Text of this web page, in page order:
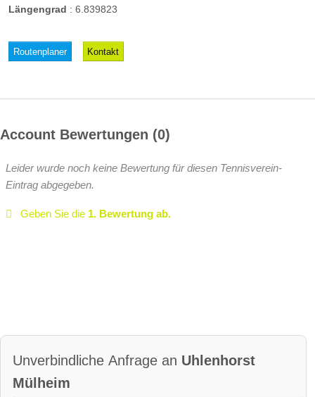
Längengrad : 6.839823
Routenplaner Kontakt
Account Bewertungen 0
Leider wurde noch keine Bewertung für diesen Tennisverein-
Eintrag abgegeben.
Geben Sie die 1. Bewertung ab.
Unverbindliche Anfrage an Uhlenhorst
Mülheim